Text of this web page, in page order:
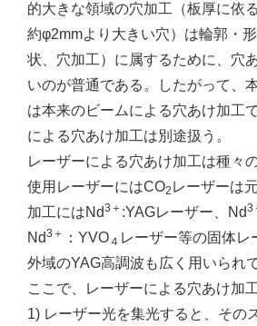
的大きな領域の穴加工（板厚に依
約φ2mmより大きい穴）は輪郭・
状、穴加工）に属するために、穴
いのが普通である。したがって、
は本来のビームによる穴あけ加工
による穴あけ加工は別途扱う。
レーザーによる穴あけ加工は種々
使用レーザーにはCO2 レーザーは
加工にはNd3＋ :YAGレーザー、Nd3
Nd3＋ ：YVO４ レーザー等の固体レ
外域のYAG高調波も広く用いられ
ここで、レーザーによる穴あけ加
1) レーザー光を集光すると、その